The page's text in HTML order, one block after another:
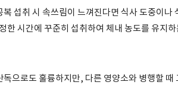
섭취 시 속쓰림이 느껴진다면 식사 도중이나
한 시간에 꾸준히 섭취하여 체내 농도를 유지
독으로도 훌륭하지만, 다른 영양소와 병행할 때